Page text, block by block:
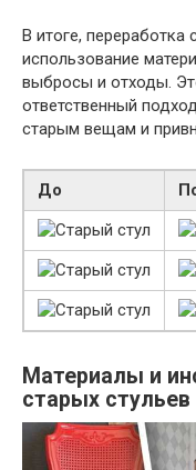
В итоге, переработка
использование
выбросы и отходы.
ответственный
старым вещам и
До
Материалы и
старых стульев